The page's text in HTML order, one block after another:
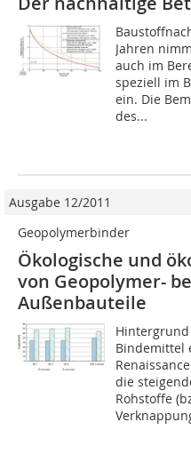
Jahren
auch im
speziell im
ein. Die
des...
Ausgabe 12/2011
Geopolymerbinder ­
Ökologische und
von Geopolymer-
Außenbauteile
Bindemittel
die
Rohstoffe